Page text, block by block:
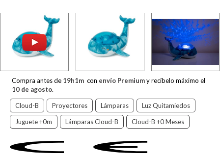
Compra antes de 19h1m con envío Premiumy recíbelo máximo el
10 de agosto.
Cloud-B Proyectores Lámparas Luz Quitamiedos
Juguete +0m Lámparas Cloud-B Cloud-B +0 Meses